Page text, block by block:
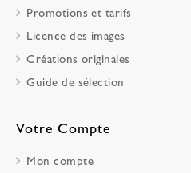
Promotions et tarifs
Licence des images
Créations originales
Guide de sélection
Votre Compte
Mon compte